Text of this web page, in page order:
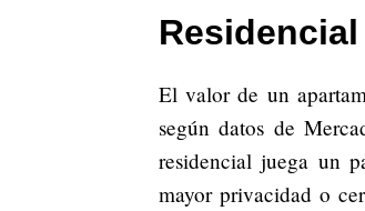
El valor de un
según datos de
residencial juega un
mayor privacidad o